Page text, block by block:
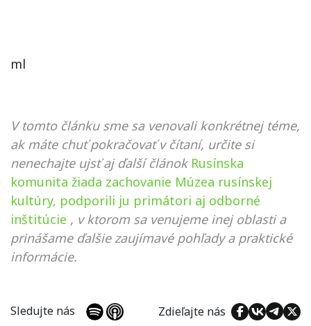
ml
V tomto článku sme sa venovali konkrétnej téme,
ak máte chuť pokračovať v čítaní, určite si
nenechajte ujsť aj ďalší článok Rusínska
komunita žiada zachovanie Múzea rusínskej
kultúry, podporili ju primátori aj odborné
inštitúcie , v ktorom sa venujeme inej oblasti a
prinášame ďalšie zaujímavé pohľady a praktické
informácie.
Sledujte nás Zdieľajte nás